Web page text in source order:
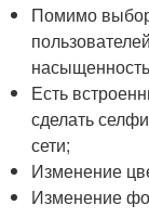
Помимо
Есть
сделать
сети;
Изменение
Изменение